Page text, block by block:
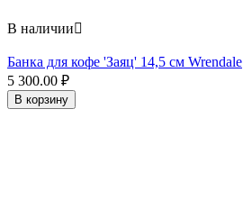
В наличии
Банка для кофе 'Заяц' 14,5 см Wrendale
5 300.00 ₽
В корзину